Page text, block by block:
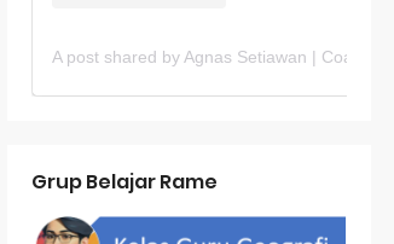
Grup Belajar Rame